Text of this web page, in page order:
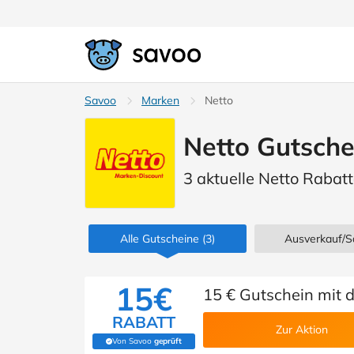
Savoo Marken Netto
Netto
3 aktuelle Netto
Alle Gutscheine (3) Ausverkauf/
15€
RABATT
Von Savoo geprüft
(Von Savoo geprüft)
15 € Gutschein mit
Zur Aktion